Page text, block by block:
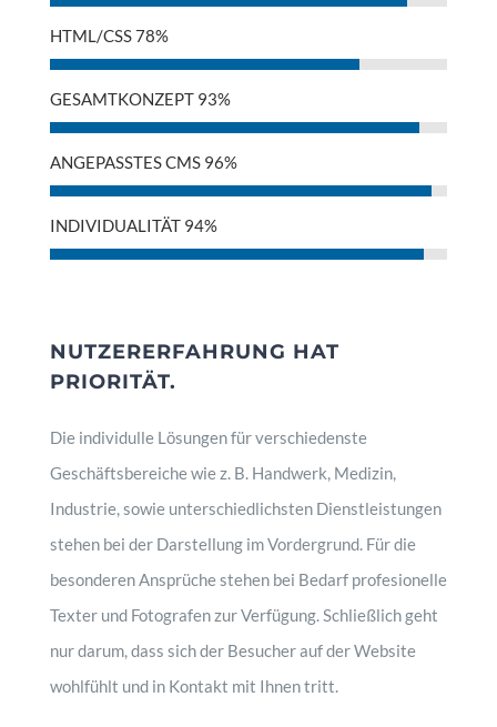
HTML/CSS78%
GESAMTKONZEPT 93%
ANGEPASSTES CMS 96%
INDIVIDUALITÄT 94%
NUTZERERFAHRUNG HAT
PRIORITÄT.
Die individulle Lösungen für verschiedenste
Geschäftsbereiche wie z. B. Handwerk, Medizin,
Industrie, sowie unterschiedlichsten Dienstleistungen
stehen bei der Darstellung im Vordergrund. Für die
besonderen Ansprüche stehen bei Bedarf profesionelle
Texter und Fotografen zur Verfügung. Schließlich geht
nur darum, dass sich der Besucher auf der Website
wohlfühlt und in Kontakt mit Ihnen tritt.